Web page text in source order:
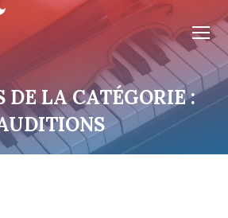
DE LA CATÉGORIE :